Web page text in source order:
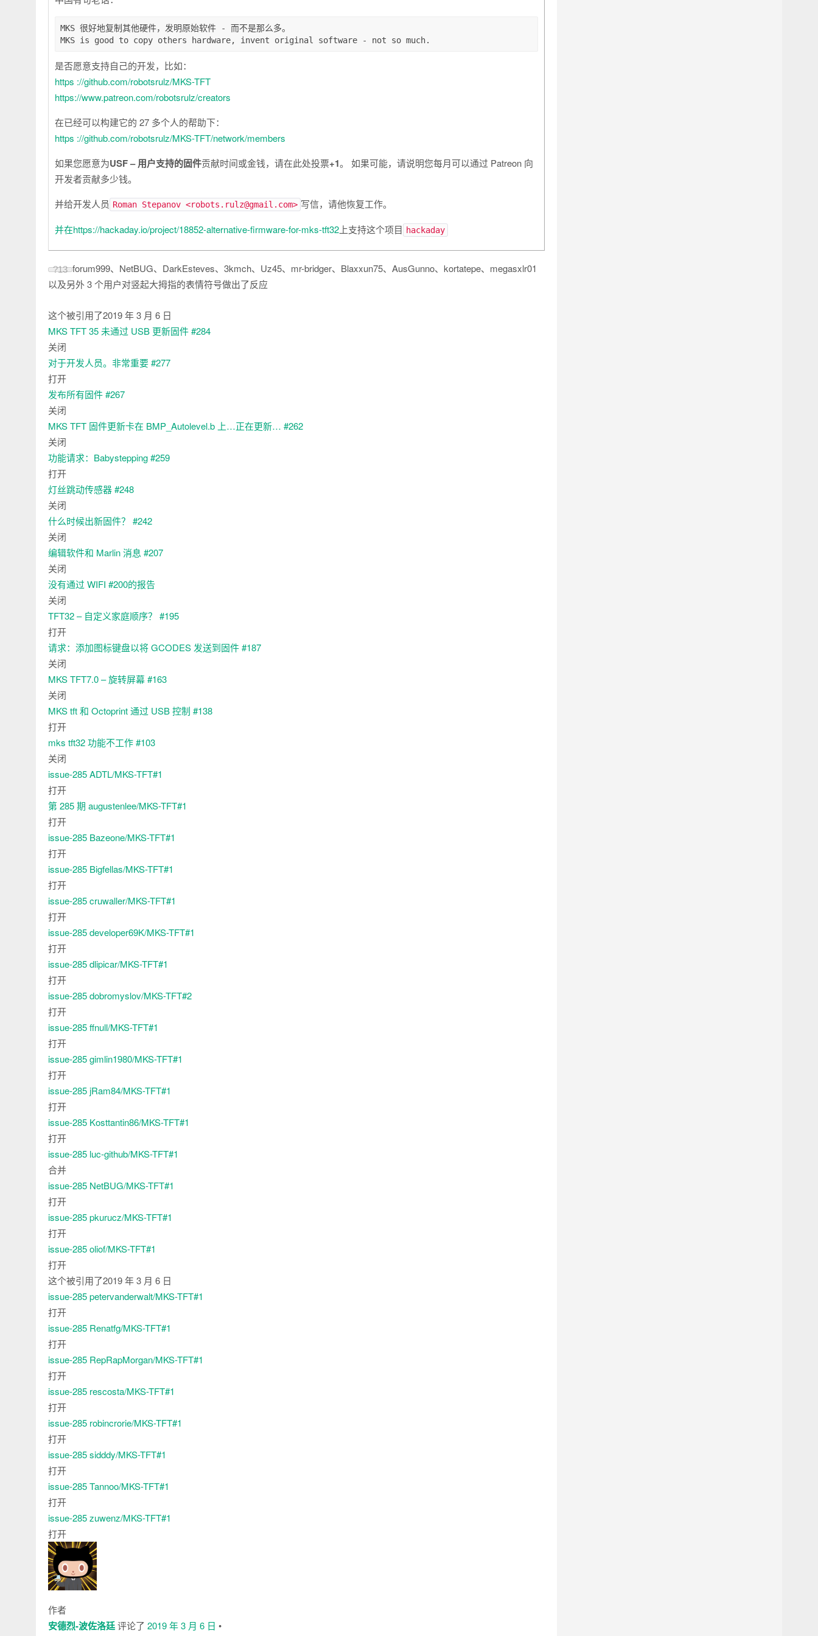
MKS 很好地复制其他硬件，发明原始软件 - 而不是那么多。
是否愿意支持自己的开发，比如：
https ://github.com/robotsrulz/MKS-TFT
https://www.patreon.com/robotsrulz/creators
在已经可以构建它的 27 多个人的帮助下：
https ://github.com/robotsrulz/MKS-TFT/network/members
如果您愿意为USF – 用户支持的固件贡献时间或金钱，请在此处投票+1。 如果可能，请说明您每月可以通过 Patreon 向
开发者贡献多少钱。
并给开发人员 Roman Stepanov <robots.rulz@gmail.com> 写信，请他恢复工作。
并在https://hackaday.io/project/18852-alternative-firmware-for-mks-tft32 上支持这个项目 hackaday
?13 forum999、NetBUG、DarkEsteves、3kmch、Uz45、mr-bridger、Blaxxun75、AusGunno、kortatepe、megasxlr01
以及另外 3 个用户对竖起大拇指的表情符号做出了反应
这个被引用了2019 年 3 月 6 日
MKS TFT 35 未通过 USB 更新固件#284
关闭
对于开发人员。非常重要#277
打开
发布所有固件#267
关闭
MKS TFT 固件更新卡在 BMP_Autolevel.b 上…正在更新… #262
关闭
功能请求：Babystepping#259
打开
灯丝跳动传感器#248
关闭
什么时候出新固件？ #242
关闭
编辑软件和 Marlin 消息 #207
关闭
没有通过 WIFI #200的报告
关闭
TFT32 – 自定义家庭顺序？ #195
打开
请求：添加图标键盘以将 GCODES 发送到固件#187
关闭
MKS TFT7.0 – 旋转屏幕#163
关闭
MKS tft 和 Octoprint 通过 USB 控制 #138
打开
mks tft32 功能不工作#103
关闭
issue-285ADTL/MKS-TFT#1
打开
第 285期 augustenlee/MKS-TFT#1
打开
issue-285 Bazeone/MKS-TFT#1
打开
issue-285 Bigfellas/MKS-TFT#1
打开
issue-285cruwaller/MKS-TFT#1
打开
issue-285developer69K/MKS-TFT#1
打开
issue-285dlipicar/MKS-TFT#1
打开
issue-285dobromyslov/MKS-TFT#2
打开
issue-285ffnull/MKS-TFT#1
打开
issue-285gimlin1980/MKS-TFT#1
打开
issue-285jRam84/MKS-TFT#1
打开
issue-285 Kosttantin86/MKS-TFT#1
打开
issue-285 luc-github/MKS-TFT#1
合并
issue-285 NetBUG/MKS-TFT#1
打开
issue-285pkurucz/MKS-TFT#1
打开
issue-285oliof/MKS-TFT#1
打开
这个被引用了2019 年 3 月 6 日
issue-285petervanderwalt/MKS-TFT#1
打开
issue-285 Renatfg/MKS-TFT#1
打开
issue-285 RepRapMorgan/MKS-TFT#1
打开
issue-285 rescosta/MKS-TFT#1
打开
issue-285 robincrorie/MKS-TFT#1
打开
issue-285sidddy/MKS-TFT#1
打开
issue-285Tannoo/MKS-TFT#1
打开
issue-285zuwenz/MKS-TFT#1
打开
作者
安德烈-波佐洛廷评论了 2019 年 3 月 6 日 •